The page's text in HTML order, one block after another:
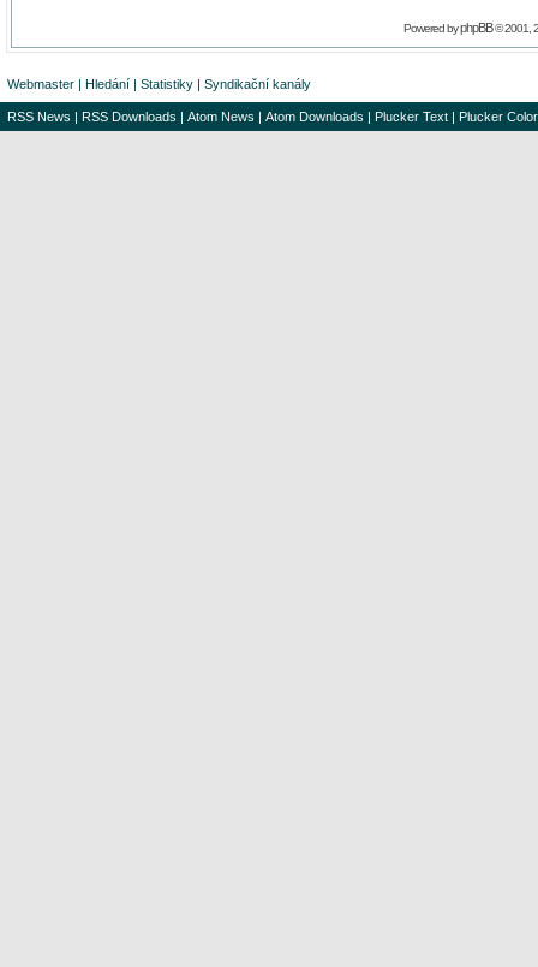
Powered byphpBB© 2001,
Webmaster | Hledání | Statistiky | Syndikační kanály
RSS News | RSS Downloads | Atom News | Atom Downloads | Plucker Text | Plucker Color